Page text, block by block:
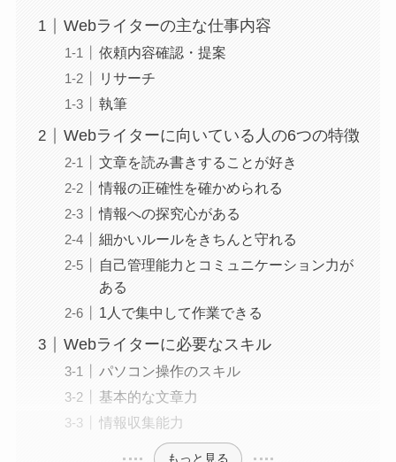
Webライターの主な仕事内容
依頼内容確認・提案
リサーチ
執筆
Webライターに向いている人の6つの特徴
文章を読み書きすることが好き
情報の正確性を確かめられる
情報への探究心がある
細かいルールをきちんと守れる
自己管理能力とコミュニケーション力が
ある
1人で集中して作業できる
Webライターに必要なスキル
パソコン操作のスキル
基本的な文章力
情報収集能力
もっと見る